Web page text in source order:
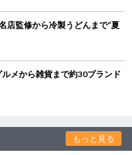
監修から冷製うどんまで“夏
メから雑貨まで約30ブランド
もっと見る